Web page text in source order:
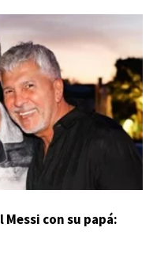
con su papá: